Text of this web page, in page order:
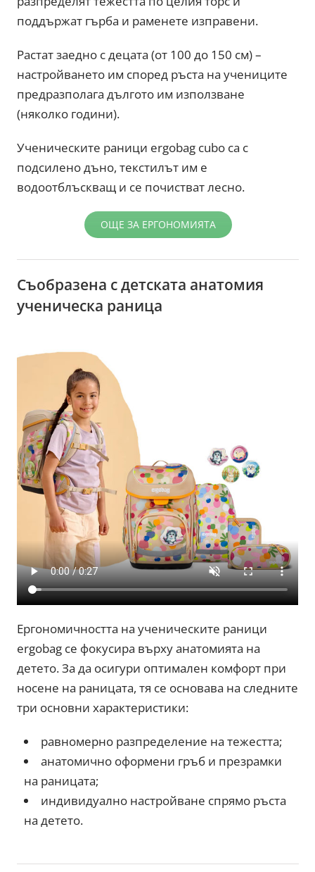
поддържат гърба и раменете изправени.
Растат заедно с децата (от 100 до 150 см) –
настройването им според ръста на учениците
предразполага дългото им използване
(няколко години).
Ученическите раници ergobag cubo са с
подсилено дъно, текстилът им е
водоотблъскващ и се почистват лесно.
ОЩЕ ЗА ЕРГОНОМИЯТА
Съобразена с детската анатомия
ученическа раница
Ергономичността на ученическите раници
ergobag се фокусира върху анатомията на
детето. За да осигури оптимален комфорт при
носене на раницата, тя се основава на следните
три основни характеристики:
равномерно разпределение на тежестта;
анатомично оформени гръб и презрамки
на раницата;
индивидуално настройване спрямо ръста
на детето.